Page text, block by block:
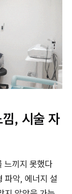
, 시술 자
느끼지 못했다
파악, 에너지 설